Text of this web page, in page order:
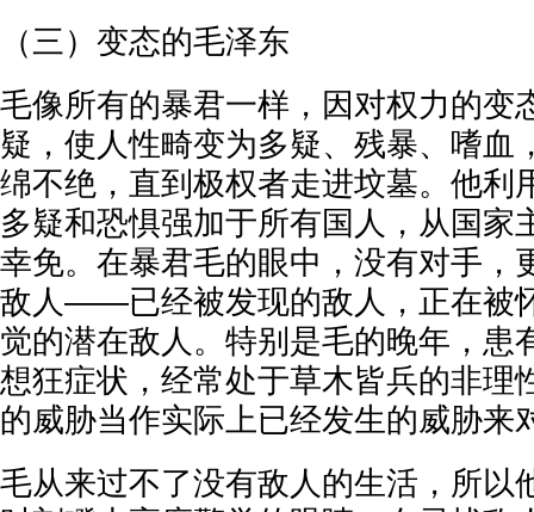
（三）变态的毛泽东
毛像所有的暴君一样，因对权力的变
疑，使人性畸变为多疑、残暴、嗜血
绵不绝，直到极权者走进坟墓。他利
多疑和恐惧强加于所有国人，从国家
幸免。在暴君毛的眼中，没有对手，
敌人——已经被发现的敌人，正在被
觉的潜在敌人。特别是毛的晚年，患
想狂症状，经常处于草木皆兵的非理
的威胁当作实际上已经发生的威胁来
毛从来过不了没有敌人的生活，所以